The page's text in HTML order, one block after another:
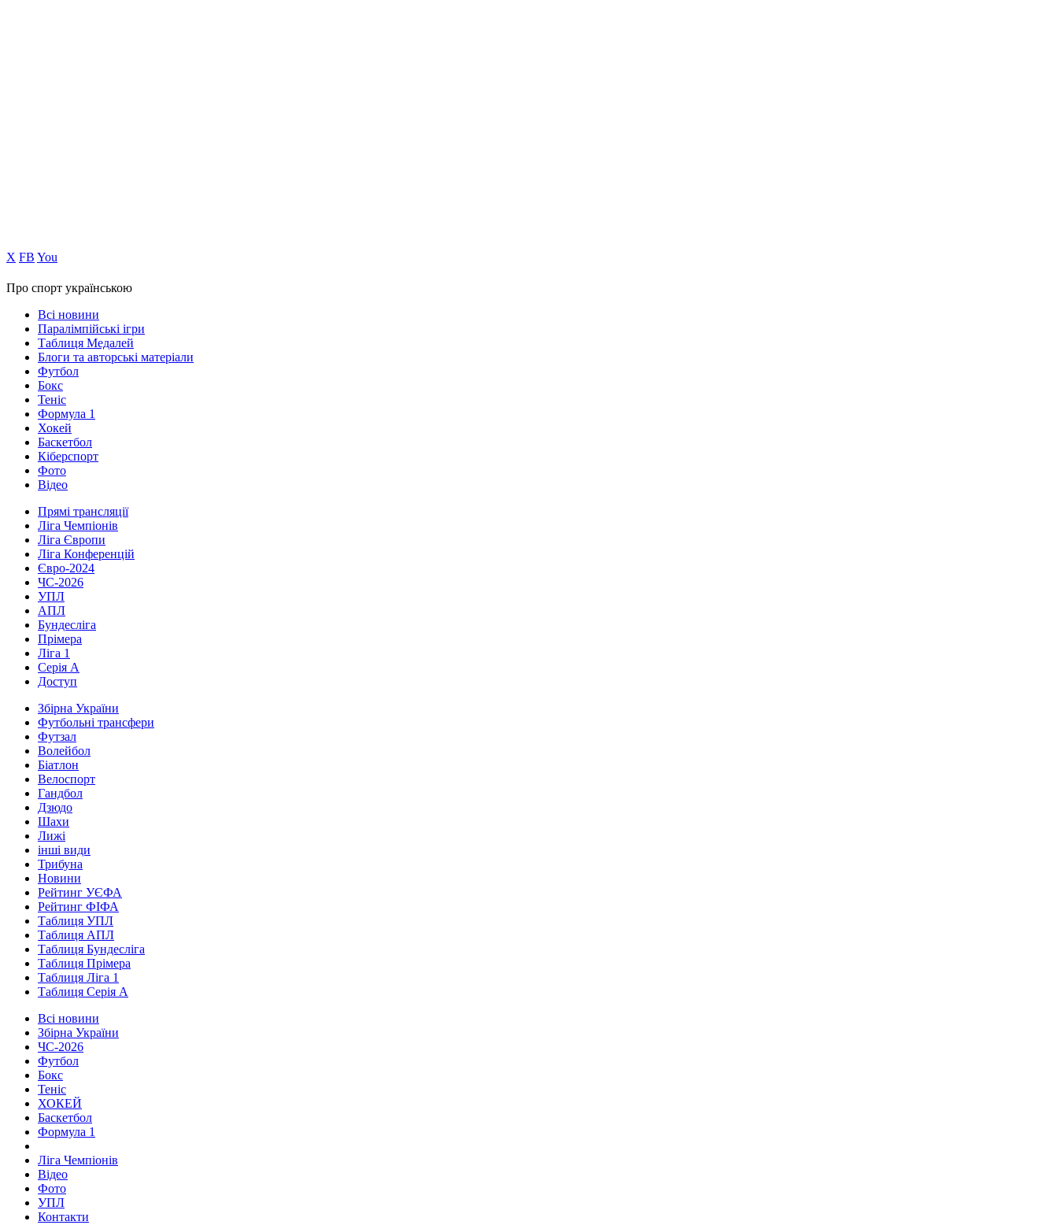
Х FB You
Про спорт українською
Всі новини
Паралімпійські ігри
Таблиця Медалей
Блоги та авторські матеріали
Футбол
Бокс
Теніс
Формула 1
Хокей
Баскетбол
Кіберспорт
Фото
Відео
Прямі трансляції
Ліга Чемпіонів
Ліга Європи
Ліга Конференцій
Євро-2024
ЧС-2026
УПЛ
АПЛ
Бундесліга
Прімера
Ліга 1
Серія А
Доступ
Збірна України
Футбольні трансфери
Футзал
Волейбол
Біатлон
Велоспорт
Гандбол
Дзюдо
Шахи
Лижі
інші види
Трибуна
Новини
Рейтинг УЄФА
Рейтинг ФІФА
Таблиця УПЛ
Таблиця АПЛ
Таблиця Бундесліга
Таблиця Прімера
Таблиця Ліга 1
Таблиця Серія А
Всі новини
Збірна України
ЧС-2026
Футбол
Бокс
Теніс
ХОКЕЙ
Баскетбол
Формула 1
Ліга Чемпіонів
Відео
Фото
УПЛ
Контакти